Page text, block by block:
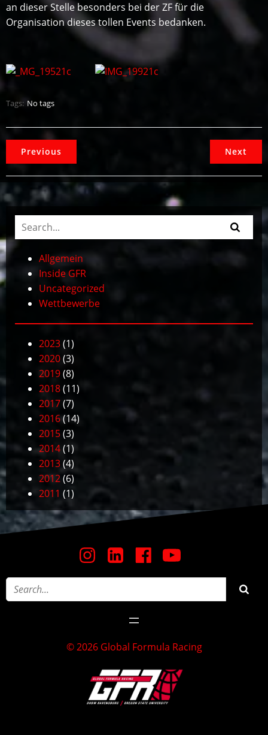
an dieser Stelle besonders bei der ZF für die
Organisation dieses tollen Events bedanken.
Tags: No tags
Previous Next
Allgemein
Inside GFR
Uncategorized
Wettbewerbe
2023(1)
2020(3)
2019(8)
2018(11)
2017(7)
2016(14)
2015(3)
2014(1)
2013(4)
2012(6)
2011 (1)
© 2026 Global Formula Racing